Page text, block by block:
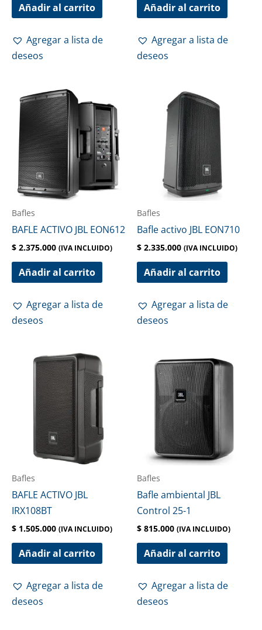
Añadir al carrito
Agregar a lista de
deseos
Añadir al carrito
Agregar a lista de
deseos
Bafles
BAFLE ACTIVO JBL EON612
$ 2.375.000 (IVA INCLUIDO)
Añadir al carrito
Agregar a lista de
deseos
Bafles
Bafle activo JBL EON710
$ 2.335.000 (IVA INCLUIDO)
Añadir al carrito
Agregar a lista de
deseos
Bafles
BAFLE ACTIVO JBL
IRX108BT
$ 1.505.000 (IVA INCLUIDO)
Añadir al carrito
Agregar a lista de
deseos
Bafles
Bafle ambiental JBL
Control 25-1
$ 815.000 (IVA INCLUIDO)
Añadir al carrito
Agregar a lista de
deseos